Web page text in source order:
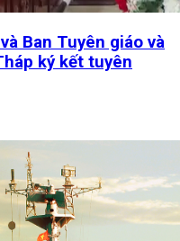
Ban Tuyên giáo và
ký kết tuyên